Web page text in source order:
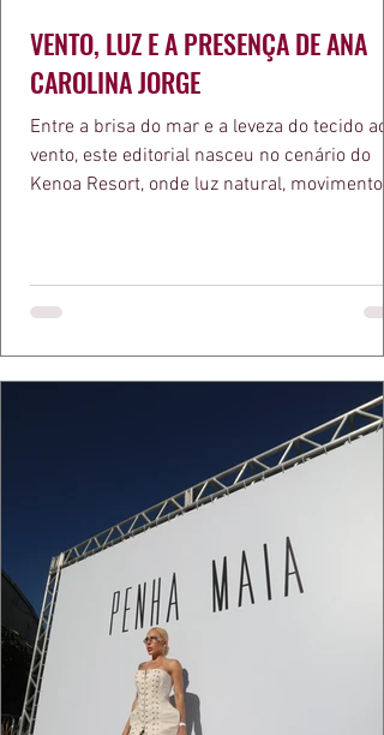
VENTO, LUZ E A PRESENÇA DE ANA
CAROLINA JORGE
Entre a brisa do mar e a leveza do tecido ao
vento, este editorial nasceu no cenário do
Kenoa Resort, onde luz natural, movimento e
bolsa da Malu Pires, em uma composição
algo de intemporal em vestir o vento e
que ele conduza a cena. Cada dobra do
cada reflexo dourado da luz sobre a pe